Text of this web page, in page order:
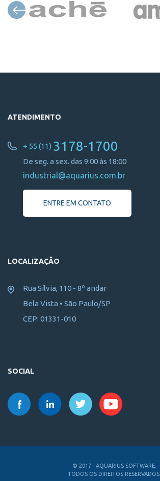
ATENDIMENTO
+ 55 (11) 3178-1700
De seg. a sex. das 9:00 às 18:00
industrial@aquarius.com.br
ENTRE EM CONTATO
LOCALIZAÇÃO
Rua Sílvia, 110 - 8º andar
Bela Vista • São Paulo/SP
CEP: 01331-010
SOCIAL
© 2017 - AQUARIUS SOFTWARE.
TODOS OS DIREITOS RESERVADOS.